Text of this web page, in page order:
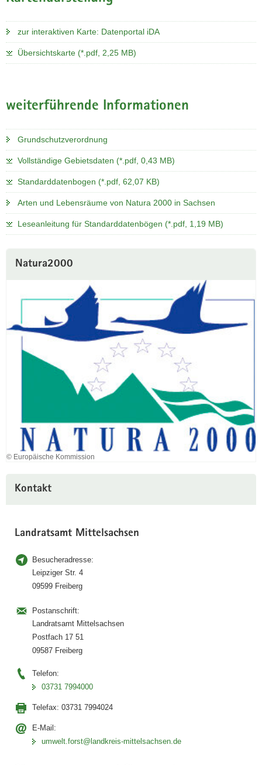
zur interaktiven Karte: Datenportal iDA
Übersichtskarte (*.pdf, 2,25 MB)
weiterführende Informationen
Grundschutzverordnung
Vollständige Gebietsdaten (*.pdf, 0,43 MB)
Standarddatenbogen (*.pdf, 62,07 KB)
Arten und Lebensräume von Natura 2000 in Sachsen
Leseanleitung für Standarddatenbögen (*.pdf, 1,19 MB)
Natura2000
© Europäische Kommission
Kontakt
Landratsamt Mittelsachsen
Besucheradresse:
Leipziger Str. 4
09599 Freiberg
Postanschrift:
Landratsamt Mittelsachsen
Postfach 17 51
09587 Freiberg
Telefon:
03731 7994000
Telefax: 03731 7994024
E-Mail:
umwelt.forst@landkreis-mittelsachsen.de